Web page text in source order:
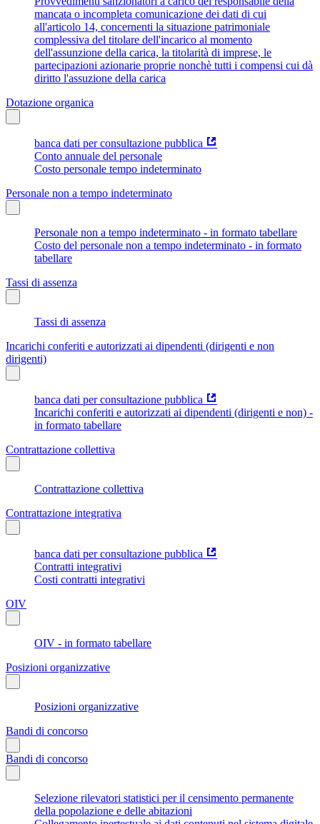
mancata o incompleta comunicazione dei dati di cui
all'articolo 14, concernenti la situazione patrimoniale
complessiva del titolare dell'incarico al momento
dell'assunzione della carica, la titolarità di imprese, le
partecipazioni azionarie proprie nonchè tutti i compensi cui dà
diritto l'assuzione della carica
Dotazione organica
banca dati per consultazione pubblica
Conto annuale del personale
Costo personale tempo indeterminato
Personale non a tempo indeterminato
Personale non a tempo indeterminato - in formato tabellare
Costo del personale non a tempo indeterminato - in formato
tabellare
Tassi di assenza
Tassi di assenza
Incarichi conferiti e autorizzati ai dipendenti (dirigenti e non
dirigenti)
banca dati per consultazione pubblica
Incarichi conferiti e autorizzati ai dipendenti (dirigenti e non) -
in formato tabellare
Contrattazione collettiva
Contrattazione collettiva
Contrattazione integrativa
banca dati per consultazione pubblica
Contratti integrativi
Costi contratti integrativi
OIV
OIV - in formato tabellare
Posizioni organizzative
Posizioni organizzative
Bandi di concorso
Bandi di concorso
Selezione rilevatori statistici per il censimento permanente
della popolazione e delle abitazioni